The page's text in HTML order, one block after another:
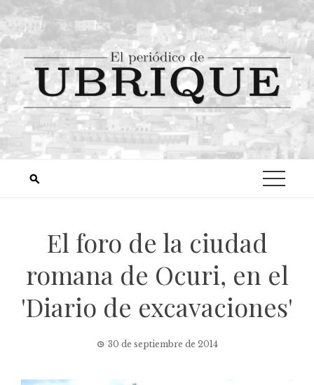
El foro de la ciudad
romana de Ocuri, en el
'Diario de excavaciones'
30 de septiembre de 2014